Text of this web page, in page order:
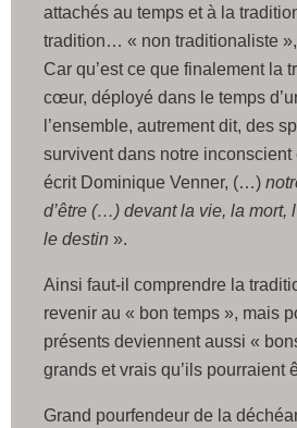
attachés au temps et à la
tradition… « non traditionaliste
Car qu’est ce que finalement la
cœur, déployé dans le temps
l’ensemble, autrement dit, des
survivent dans notre inconscient
écrit Dominique Venner, (…)
d’être (…) devant la vie, la mort,
le destin ».
Ainsi faut-il comprendre la
revenir au « bon temps », mais
présents deviennent aussi «
grands et vrais qu’ils pourraient
Grand pourfendeur de la